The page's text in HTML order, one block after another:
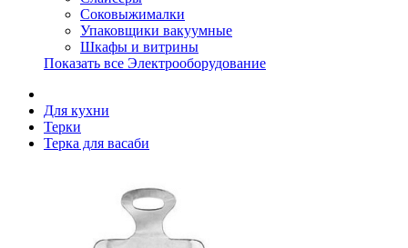
Соковыжималки
Упаковщики вакуумные
Шкафы и витрины
Показать все Электрооборудование
Для кухни
Терки
Терка для васаби